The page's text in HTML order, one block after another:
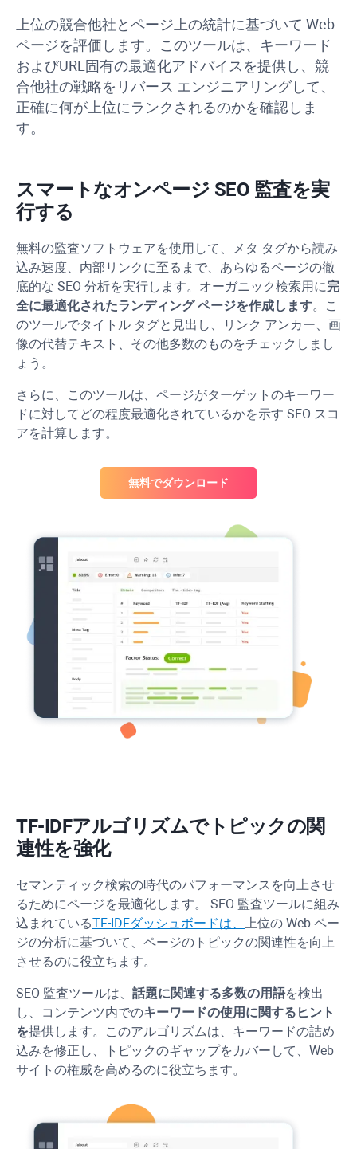
上位の競合他社とページ上の統計に基づいて Web
ページを評価します。このツールは、キーワード
およびURL 固有の最適化アドバイスを提供し、競
合他社の戦略をリバース エンジニアリングして、
正確に何が上位にランクされるのかを確認しま
す。
スマートなオンページ SEO 監査を実
行する
無料の監査ソフトウェアを使用して、メタ タグから読み
込み速度、内部リンクに至るまで、あらゆるページの徹
底的な SEO 分析を実行します。オーガニック検索用に完
全に最適化されたランディング ページを作成します。こ
のツールでタイトル タグと見出し、リンク アンカー、画
像の代替テキスト、その他多数のものをチェックしまし
ょう。
さらに、このツールは、ページがターゲットのキーワー
ドに対してどの程度最適化されているかを示す SEO スコ
アを計算します。
無料でダウンロード
TF-IDFアルゴリズムでトピックの関
連性を強化
セマンティック検索の時代のパフォーマンスを向上させ
るためにページを最適化します。 SEO 監査ツールに組み
込まれているTF-IDFダッシュボードは、 上位の Web ペー
ジの分析に基づいて、ページのトピックの関連性を向上
させるのに役立ちます。
SEO 監査ツールは、 話題に関連する多数の用語を検出
し、コンテンツ内でのキーワードの使用に関するヒント
を提供します。このアルゴリズムは、キーワードの詰め
込みを修正し、トピックのギャップをカバーして、Web
サイトの権威を高めるのに役立ちます。